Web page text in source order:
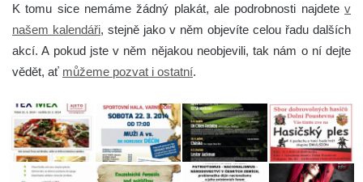
K tomu sice nemáme žádný plakát, ale podrobnosti najdete v
našem kalendáři, stejně jako v něm objevíte celou řadu dalších
akcí. A pokud jste v něm nějakou neobjevili, tak nám o ní dejte
vědět, ať můžeme pozvat i ostatní.